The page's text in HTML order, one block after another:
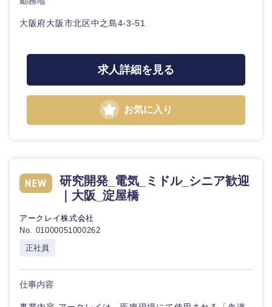
東海地方
岐阜県
大阪府大阪市北区中之島4-3-51
求人詳細を見る
お気に入り
研究開発_電気_ミドル_シニア歓迎
｜大阪_淀屋橋
アークレイ株式会社
No. 01000051000262
正社員
仕事内容